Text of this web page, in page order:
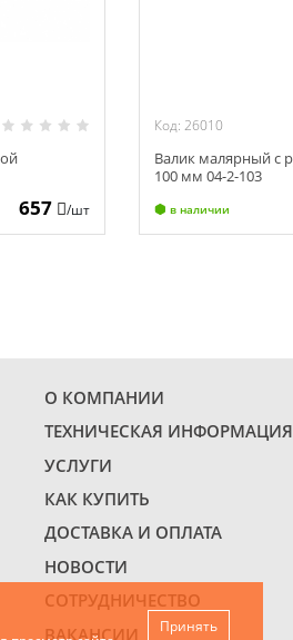
657 /шт
Код: 26010
Валик малярный с
100 мм 04-2-103
в наличии
О КОМПАНИИ
ТЕХНИЧЕСКАЯ ИНФОРМАЦИЯ
УСЛУГИ
КАК КУПИТЬ
ДОСТАВКА И ОПЛАТА
НОВОСТИ
СОТРУДНИЧЕСТВО
ВАКАНСИИ
Принять